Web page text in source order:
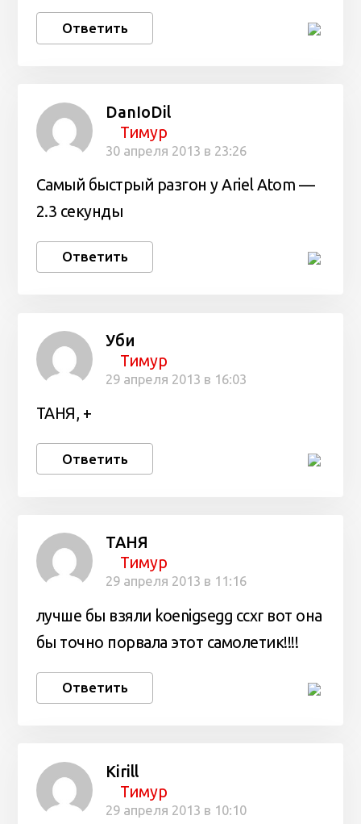
Ответить
DanIoDil
Тимур
30 апреля 2013 в 23:26
Самый быстрый разгон у Ariel Atom —
2.3 секунды
Ответить
Уби
Тимур
29 апреля 2013 в 16:03
ТАНЯ, +
Ответить
ТАНЯ
Тимур
29 апреля 2013 в 11:16
лучше бы взяли koenigsegg ccxr вот она
бы точно порвала этот самолетик!!!!
Ответить
Kirill
Тимур
29 апреля 2013 в 10:10